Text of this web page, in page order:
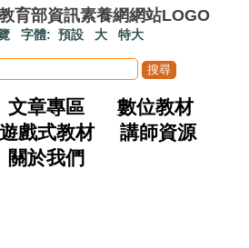
字體: 預設 大 特大
文章專區
數位教材
遊戲式教材
講師資源
關於我們